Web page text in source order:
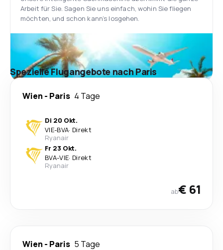
Arbeit für Sie. Sagen Sie uns einfach, wohin Sie fliegen
möchten, und schon kann’s losgehen.
Spezielle Flugangebote nach Paris
Wien - Paris 4 Tage
Di 20 Okt.
VIE-BVA· Direkt
Ryanair
Fr 23 Okt.
BVA-VIE· Direkt
Ryanair
ab€ 61
Wien - Paris 5 Tage